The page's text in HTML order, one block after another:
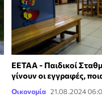
ΕΕΤΑΑ - Παιδικοί
γίνουν οι εγγραφές,
Οικονομία 21.08.2024